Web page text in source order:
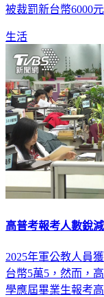
被裁罰新台幣6000元
生活
高普考報考人數銳
2025年軍公教人員
台幣5萬5，然而，
學應屆畢業生報考